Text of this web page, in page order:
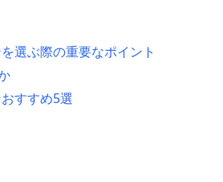
選ぶ際の重要なポイント
すすめ5選